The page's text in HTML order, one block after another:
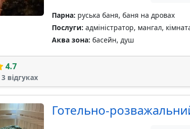
Парна: руська баня, баня на дровах
Послуги: адміністратор, мангал,
Аква зона: басейн, душ
4.7
3 відгуках
Готельно-